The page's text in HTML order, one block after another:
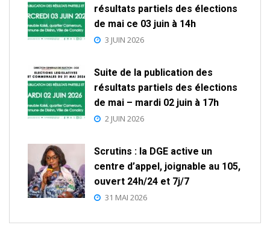
résultats partiels des élections
de mai ce 03 juin à 14h
3 JUIN 2026
Suite de la publication des
résultats partiels des élections
de mai – mardi 02 juin à 17h
2 JUIN 2026
Scrutins : la DGE active un
centre d’appel, joignable au 105,
ouvert 24h/24 et 7j/7
31 MAI 2026